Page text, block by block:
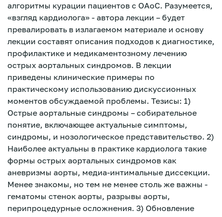
Зарегистрироваться
алгоритмы курации пациентов с ОАоС. Разумеется,
«взгляд кардиолога» - автора лекции – будет
превалировать в излагаемом материале и основу
лекции составят описания подходов к диагностике,
профилактике и медикаментозному лечению
острых аортальных синдромов. В лекции
приведены клинические примеры по
практическому использованию дискуссионных
моментов обсуждаемой проблемы. Тезисы: 1)
Острые аортальные синдромы – собирательное
понятие, включающее актуальные симптомы,
синдромы, и нозологическое представительство. 2)
Наиболее актуальны в практике кардиолога такие
формы острых аортальных синдромов как
аневризмы аорты, медиа-интимальные диссекции.
Менее знакомы, но тем не менее столь же важны -
гематомы стенок аорты, разрывы аорты,
перипроцедурные осложнения. 3) Обновление